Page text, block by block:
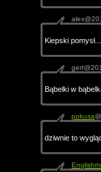
Kiepski pomysł...
Bąbelki w
pokusa
dziwnie to